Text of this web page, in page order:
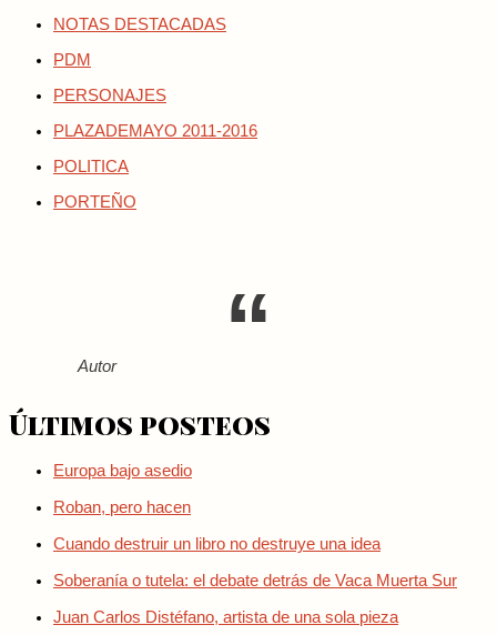
NOTAS DESTACADAS
PDM
PERSONAJES
PLAZADEMAYO 2011-2016
POLITICA
PORTEÑO
Autor
Últimos posteos
Europa bajo asedio
Roban, pero hacen
Cuando destruir un libro no destruye una idea
Soberanía o tutela: el debate detrás de Vaca Muerta Sur
Juan Carlos Distéfano, artista de una sola pieza